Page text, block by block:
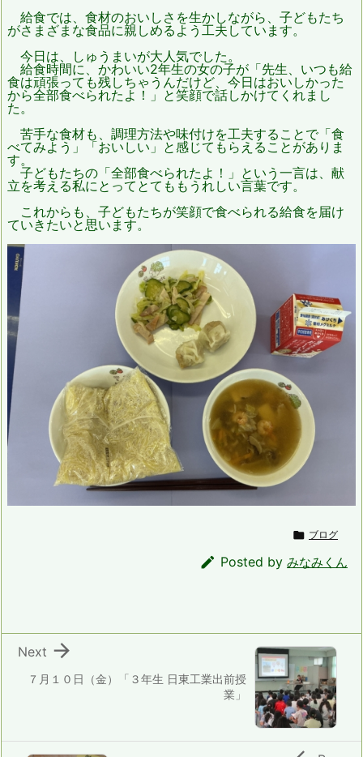
給食では、食材のおいしさを生かしながら、子どもたち
がさまざまな食品に親しめるよう工夫しています。
今日は、しゅうまいが大人気でした。
給食時間に、かわいい2年生の女の子が「先生、いつも給
食は頑張っても残しちゃうんだけど、今日はおいしかった
から全部食べられたよ！」と笑顔で話しかけてくれまし
た。
苦手な食材も、調理方法や味付けを工夫することで「食
べてみよう」「おいしい」と感じてもらえることがありま
す。
子どもたちの「全部食べられたよ！」という一言は、献
立を考える私にとってとてももうれしい言葉です。
これからも、子どもたちが笑顔で食べられる給食を届け
ていきたいと思います。
 ブログ
 Posted by みなみくん
７月１０日（金）「３年生 日東工業出前授
業」

Next